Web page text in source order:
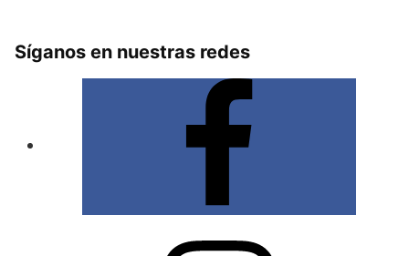
Síganos en nuestras redes